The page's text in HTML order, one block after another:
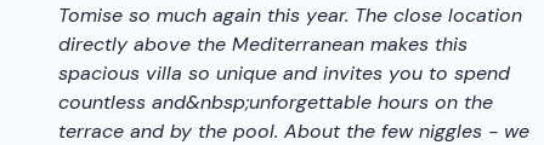
Tomise so much again this year. The close location
directly above the Mediterranean makes this
spacious villa so unique and invites you to spend
countless and&nbsp;unforgettable hours on the
terrace and by the pool. About the few niggles - we